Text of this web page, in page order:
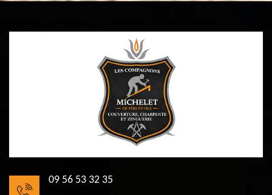
09 56 53 32 35